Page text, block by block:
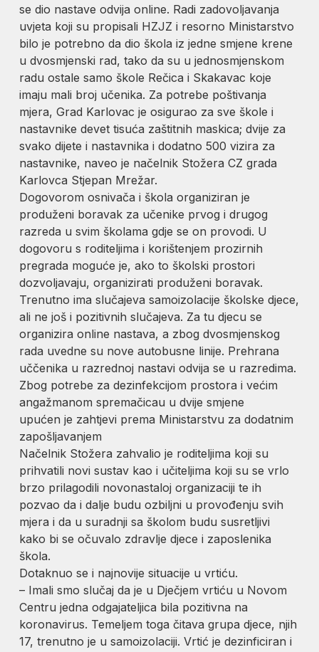
se dio nastave odvija online. Radi zadovoljavanja
uvjeta koji su propisali HZJZ i resorno Ministarstvo
bilo je potrebno da dio škola iz jedne smjene krene
u dvosmjenski rad, tako da su u jednosmjenskom
radu ostale samo škole Rečica i Skakavac koje
imaju mali broj učenika. Za potrebe poštivanja
mjera, Grad Karlovac je osigurao za sve škole i
nastavnike devet tisuća zaštitnih maskica; dvije za
svako dijete i nastavnika i dodatno 500 vizira za
nastavnike, naveo je načelnik Stožera CZ grada
Karlovca Stjepan Mrežar.
Dogovorom osnivača i škola organiziran je
produženi boravak za učenike prvog i drugog
razreda u svim školama gdje se on provodi. U
dogovoru s roditeljima i korištenjem prozirnih
pregrada moguće je, ako to školski prostori
dozvoljavaju, organizirati produženi boravak.
Trenutno ima slučajeva samoizolacije školske djece,
ali ne još i pozitivnih slučajeva. Za tu djecu se
organizira online nastava, a zbog dvosmjenskog
rada uvedne su nove autobusne linije. Prehrana
uččenika u razrednoj nastavi odvija se u razredima.
Zbog potrebe za dezinfekcijom prostora i većim
angažmanom spremačicau u dvije smjene
upućen je zahtjevi prema Ministarstvu za dodatnim
zapošljavanjem
Načelnik Stožera zahvalio je roditeljima koji su
prihvatili novi sustav kao i učiteljima koji su se vrlo
brzo prilagodili novonastaloj organizaciji te ih
pozvao da i dalje budu ozbiljni u provođenju svih
mjera i da u suradnji sa školom budu susretljivi
kako bi se očuvalo zdravlje djece i zaposlenika
škola.
Dotaknuo se i najnovije situacije u vrtiću.
– Imali smo slučaj da je u Dječjem vrtiću u Novom
Centru jedna odgajateljica bila pozitivna na
koronavirus. Temeljem toga čitava grupa djece, njih
17, trenutno je u samoizolaciji. Vrtić je dezinficiran i